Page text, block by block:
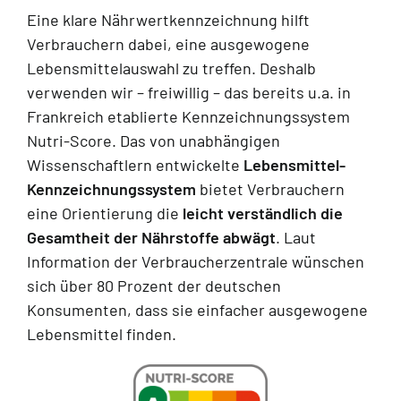
Karriere
Suche
nach:
Eine klare Nährwertkennzeichnung hilft
Verbrauchern dabei, eine ausgewogene
Lebensmittelauswahl zu treffen. Deshalb
verwenden wir – freiwillig – das bereits u.a. in
Frankreich etablierte Kennzeichnungssystem
Nutri-Score. Das von unabhängigen
Wissenschaftlern entwickelte Lebensmittel-
Kennzeichnungssystem bietet Verbrauchern
eine Orientierung die leicht verständlich die
Gesamtheit der Nährstoffe abwägt. Laut
Information der Verbraucherzentrale wünschen
sich über 80 Prozent der deutschen
Konsumenten, dass sie einfacher ausgewogene
Lebensmittel finden.